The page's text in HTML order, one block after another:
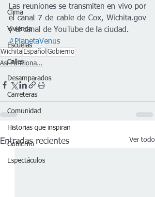
Clima
Vivienda
Escuelas
Calles
Desamparados
Carreteras
Comunidad
Historias que inspiran
Gobierno
Espectáculos
Las reuniones se transmiten en vivo por
el canal 7 de cable de Cox, Wichita.gov
y el canal de YouTube de la ciudad.
#PlanetaVenus
Wichita Español Gobierno
Así Funciona...
Entradas recientes Ver todo